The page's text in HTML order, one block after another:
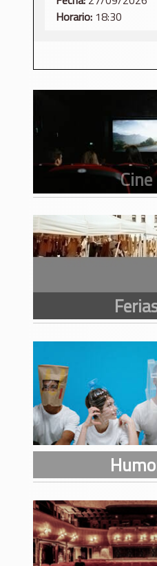
Horario: 18:30